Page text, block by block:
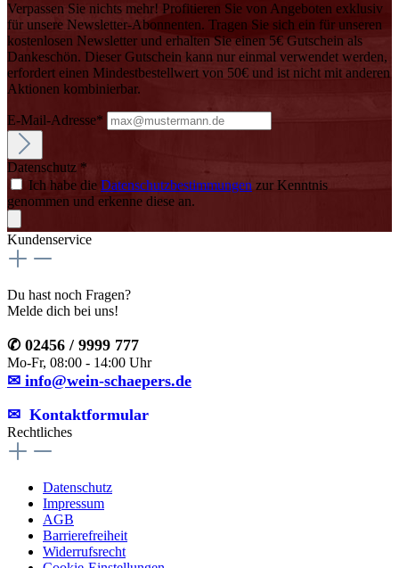
Verpassen Sie nichts mehr! Profitieren Sie von Angeboten exklusiv
für unsere Newsletter-Abonnenten. Tragen Sie sich ein für unseren
kostenlosen Newsletter und erhalten Sie einen 5€ Gutschein als
Dankeschön. Dieser Gutschein kann nur einmal verwendet werden,
erfordert einen Mindestbestellwert von 50€ und ist nicht mit anderen
Aktionen kombinierbar.
E-Mail-Adresse*
Datenschutz *
Ich habe die Datenschutzbestimmungen zur Kenntnis
genommen und erkenne diese an.
Kundenservice
Du hast noch Fragen?
Melde dich bei uns!
✆ 02456 / 9999 777
Mo-Fr, 08:00 - 14:00 Uhr
✉ info@wein-schaepers.de
✉︎ Kontaktformular
Rechtliches
Datenschutz
Impressum
AGB
Barrierefreiheit
Widerrufsrecht